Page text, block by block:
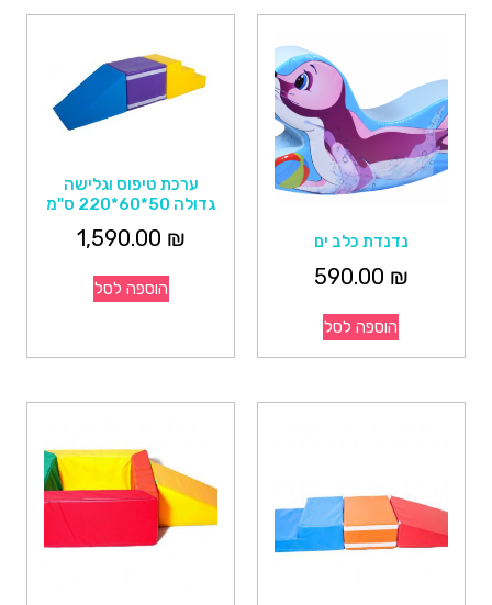
נדנדת כלב ים
590.00 ₪
הוספה לסל
ערכת טיפוס וגלישה
גדולה 50*60*220 ס"מ
1,590.00 ₪
הוספה לסל